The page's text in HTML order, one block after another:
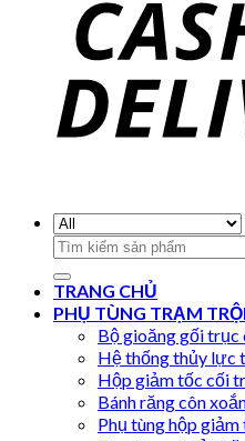
Search
for:
TRANG CHỦ
PHỤ TÙNG TRẠM
Bộ gioăng gối trục
Hệ thống thủy lực
Hộp giảm tốc cối
Bánh răng côn
Phụ tùng hộp